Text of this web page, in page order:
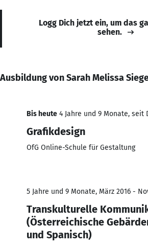
Logg Dich jetzt ein, um das
sehen.
Ausbildung von Sarah Melissa
Bis heute 4 Jahre und 9 Monate, seit
Grafikdesign
OfG Online-Schule für Gestaltung
5 Jahre und 9 Monate, März 2016 -
Transkulturelle
(Österreichische
und Spanisch)